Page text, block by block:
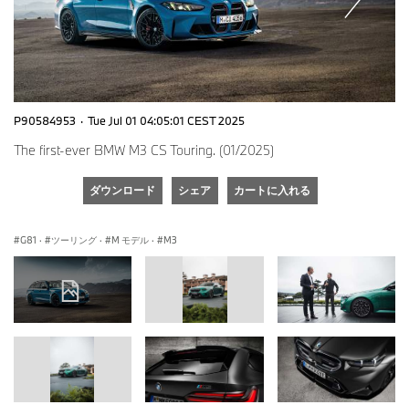
P90584953 · Tue Jul 01 04:05:01 CEST 2025
The first-ever BMW M3 CS Touring. (01/2025)
ダウンロード シェア カートに入れる
G81 · ツーリング · M モデル · M3